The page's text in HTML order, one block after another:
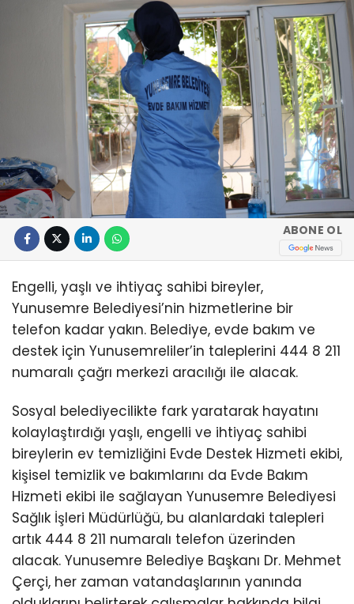
ABONE OL
Engelli, yaşlı ve ihtiyaç sahibi bireyler,
Yunusemre Belediyesi’nin hizmetlerine bir
telefon kadar yakın. Belediye, evde bakım ve
destek için Yunusemreliler’in taleplerini 444 8 211
numaralı çağrı merkezi aracılığı ile alacak.
Sosyal belediyecilikte fark yaratarak hayatını
kolaylaştırdığı yaşlı, engelli ve ihtiyaç sahibi
bireylerin ev temizliğini Evde Destek Hizmeti ekibi,
kişisel temizlik ve bakımlarını da Evde Bakım
Hizmeti ekibi ile sağlayan Yunusemre Belediyesi
Sağlık İşleri Müdürlüğü, bu alanlardaki talepleri
artık 444 8 211 numaralı telefon üzerinden
alacak. Yunusemre Belediye Başkanı Dr. Mehmet
Çerçi, her zaman vatandaşlarının yanında